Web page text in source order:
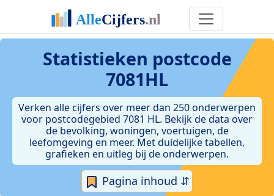
Statistieken postcode
7081HL
Verken alle cijfers over meer dan 250 onderwerpen
voor postcodegebied 7081 HL. Bekijk de data over
de bevolking, woningen, voertuigen, de
leefomgeving en meer. Met duidelijke tabellen,
grafieken en uitleg bij de onderwerpen.
Pagina inhoud ⇵